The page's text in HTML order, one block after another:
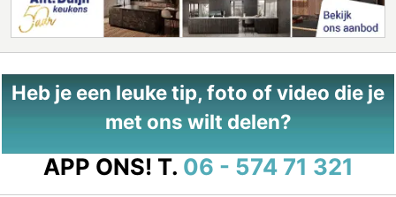
Heb je een leuke tip, foto of video die je
met ons wilt delen?
APP ONS! T. 06 - 574 71 321